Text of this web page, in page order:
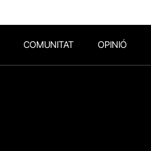
COMUNITAT OPINIÓ